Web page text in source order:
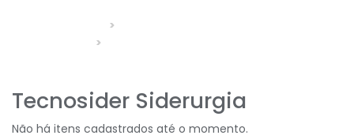
DEPOIMENTOS
Tecnosider Siderurgia
Não há itens cadastrados até o momento.